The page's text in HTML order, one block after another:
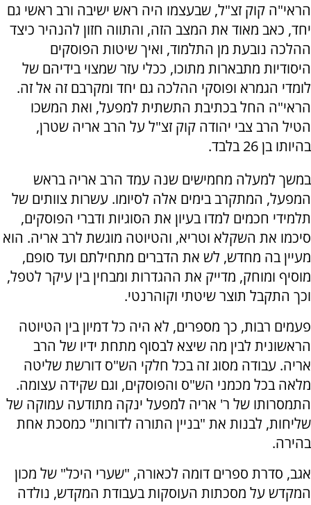
הראי"ה קוק זצ"ל, שבעצמו היה ראש ישיבה ורב ראשי גם
יחד, כאב מאוד את המצב הזה, והתווה חזון להנהיר כיצד
ההלכה נובעת מן התלמוד, ואיך שיטות הפוסקים
היסודיות מתבארות מתוכו, ככלי עזר שמצוי בידיהם של
לומדי הגמרא ופוסקי ההלכה גם יחד ומקרבם זה אל זה.
הראי"ה החל בכתיבת התשתית למפעל, ואת המשכו
הטיל הרב צבי יהודה קוק זצ"ל על הרב אריה שטרן,
בהיותו בן 26 בלבד.
במשך למעלה מחמישים שנה עמד הרב אריה בראש
המפעל, המתקרב בימים אלה לסיומו. עשרות צוותים של
תלמידי חכמים למדו בעיון את הסוגיות ודברי הפוסקים,
סיכמו את השקלא וטריא, והטיוטה מוגשת לרב אריה. הוא
מעיין בה מחדש, לש את הדברים מתחילתם ועד סופם,
מוסיף ומוחק, מדייק את ההגדרות ומבחין בין עיקר לטפל,
וכך התקבל תוצר שיטתי וקוהרנטי.
פעמים רבות, כך מספרים, לא היה כל דמיון בין הטיוטה
הראשונית לבין מה שיצא לבסוף מתחת ידיו של הרב
אריה. עבודה מסוג זה בכל חלקי הש"ס דורשת שליטה
מלאה בכל מכמני הש"ס והפוסקים, וגם שקידה עצומה.
התמסרותו של ר' אריה למפעל ינקה מתודעה עמוקה של
שליחות, לבנות את "בניין התורה לדורות" כמסכת אחת
בהירה.
אגב, סדרת ספרים דומה לכאורה, "שערי היכל" של מכון
המקדש על מסכתות העוסקות בעבודת המקדש, נולדה